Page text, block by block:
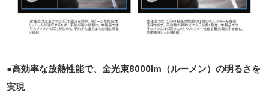
●高効率な放熱性能で、全光束8000lm（ルーメン）の明るさを
実現